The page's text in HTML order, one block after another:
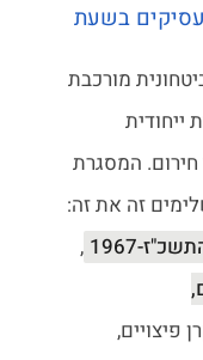
בשעת
מורכבת
ייחודית
המסגרת
זה את זה:
1967
,
פיצויים,